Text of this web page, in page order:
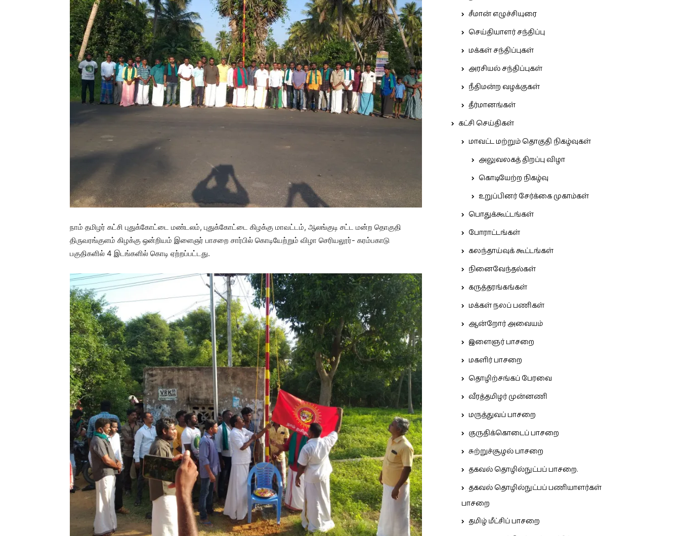
நாம் தமிழர் கட்சி புதுக்கோட்டை மண்டலம், புதுக்கோட்டை கிழக்கு மாவட்டம், ஆலங்குடி சட்ட மன்ற தொகுதி
திருவரங்குளம் கிழக்கு ஒன்றியம் இளைஞர் பாசறை சார்பில் கொடியேற்றும் விழா செரியலூர்- கரம்பகாடு
பகுதிகளில் 4 இடங்களில் கொடி ஏற்றப்பட்டது.
சீமான் எழுச்சியுரை
செய்தியாளர் சந்திப்பு
மக்கள் சந்திப்புகள்
அரசியல் சந்திப்புகள்
நீதிமன்ற வழக்குகள்
தீர்மானங்கள்
கட்சி செய்திகள்
மாவட்ட மற்றும் தொகுதி நிகழ்வுகள்
அலுவலகத் திறப்பு விழா
கொடியேற்ற நிகழ்வு
உறுப்பினர் சேர்க்கை முகாம்கள்
பொதுக்கூட்டங்கள்
போராட்டங்கள்
கலந்தாய்வுக் கூட்டங்கள்
நினைவேந்தல்கள்
கருத்தரங்கங்கள்
மக்கள் நலப் பணிகள்
ஆன்றோர் அவையம்
இளைஞர் பாசறை
மகளிர் பாசறை
தொழிற்சங்கப் பேரவை
வீரத்தமிழர் முன்னணி
மருத்துவப் பாசறை
குருதிக்கொடைப் பாசறை
சுற்றுச்சூழல் பாசறை
தகவல் தொழில்நுட்பப் பாசறை.
தகவல் தொழில்நுட்பப் பணியாளர்கள்
பாசறை
தமிழ் மீட்சிப் பாசறை